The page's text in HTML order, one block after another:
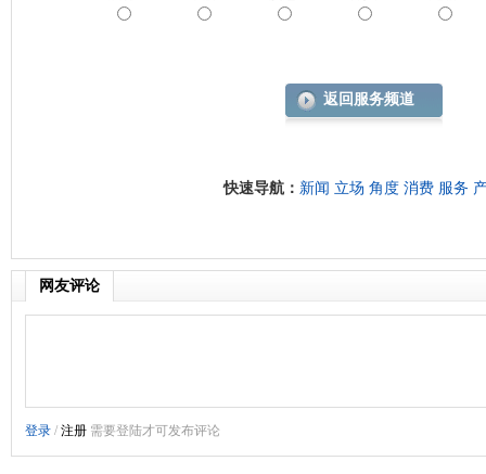
返回服务频道
快速导航： 新闻 立场 角度 消费 服务
网友评论